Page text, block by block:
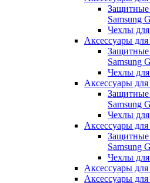
Защитные
Samsung
Чехлы
Аксессуары
Защитные
Samsung
Чехлы
Аксессуары
Защитные
Samsung
Чехлы
Аксессуары
Защитные
Samsung
Чехлы
Аксессуары
Аксессуары